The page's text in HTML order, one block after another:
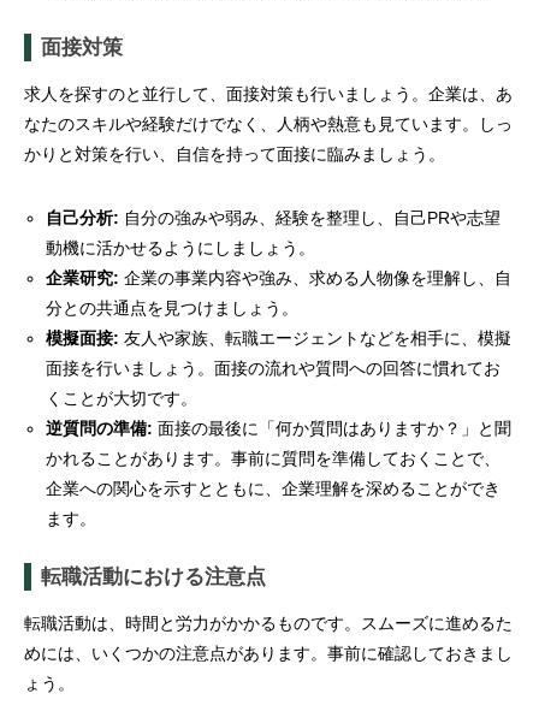
面接対策
求人を探すのと並行して、面接対策も行いましょう。企業は、あ
なたのスキルや経験だけでなく、人柄や熱意も見ています。しっ
かりと対策を行い、自信を持って面接に臨みましょう。
自己分析: 自分の強みや弱み、経験を整理し、自己PRや志望
動機に活かせるようにしましょう。
企業研究: 企業の事業内容や強み、求める人物像を理解し、自
分との共通点を見つけましょう。
模擬面接: 友人や家族、転職エージェントなどを相手に、模擬
面接を行いましょう。面接の流れや質問への回答に慣れてお
くことが大切です。
逆質問の準備: 面接の最後に「何か質問はありますか？」と聞
かれることがあります。事前に質問を準備しておくことで、
企業への関心を示すとともに、企業理解を深めることができ
ます。
転職活動における注意点
転職活動は、時間と労力がかかるものです。スムーズに進めるた
めには、いくつかの注意点があります。事前に確認しておきまし
ょう。